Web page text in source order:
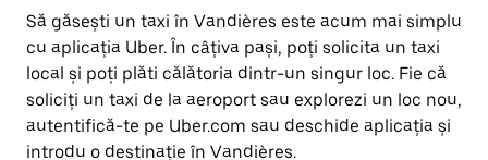
Să găsești un taxi în Vandières este acum mai simplu
cu aplicația Uber. În câțiva pași, poți solicita un taxi
local și poți plăti călătoria dintr-un singur loc. Fie că
soliciți un taxi de la aeroport sau explorezi un loc nou,
autentifică-te pe Uber.com sau deschide aplicația și
introdu o destinație în Vandières.